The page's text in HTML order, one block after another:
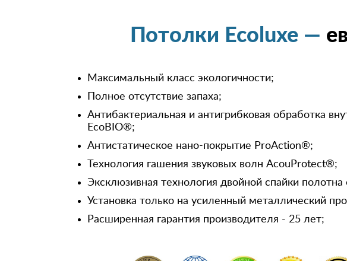
Потолки Ecoluxe —
Максимальный класс экологичности;
Полное отсутствие запаха;
Антибактериальная и антигрибковая обработка
EcoBIO®;
Антистатическое нано-покрытие ProAction®;
Технология гашения звуковых волн AcouProtect®;
Эксклюзивная технология двойной спайки
Установка только на усиленный металлический
Расширенная гарантия производителя - 25 лет;